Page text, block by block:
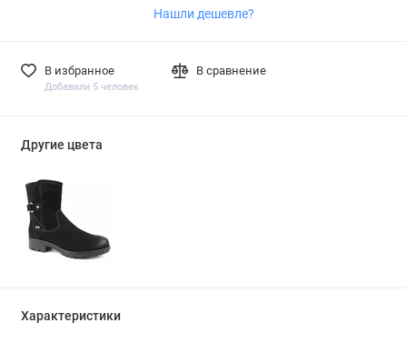
Нашли дешевле?
В избранное
Добавили 5 человек
В сравнение
Другие цвета
Характеристики